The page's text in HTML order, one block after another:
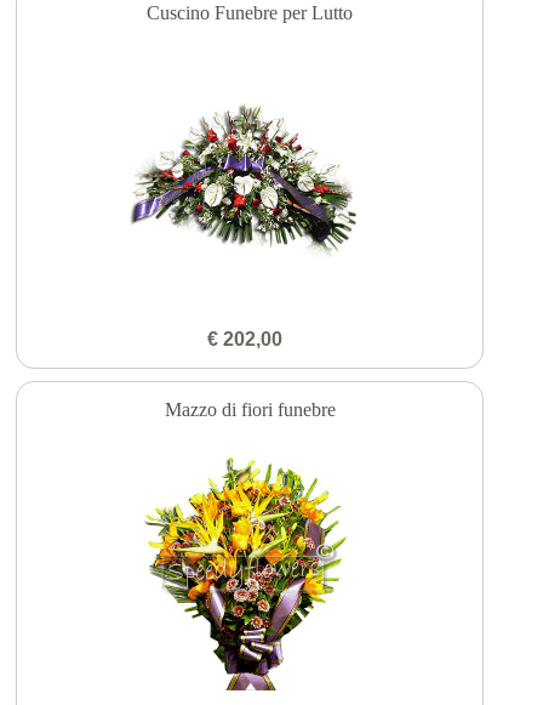
Cuscino Funebre per Lutto
€ 202,00
Mazzo di fiori funebre